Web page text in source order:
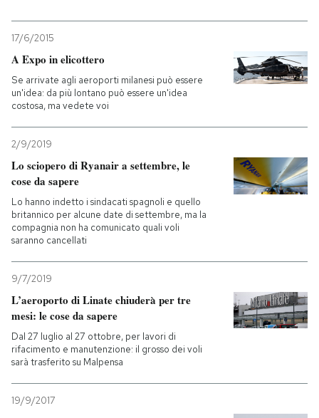
17/6/2015
A Expo in elicottero
Se arrivate agli aeroporti milanesi può essere
un'idea: da più lontano può essere un'idea
costosa, ma vedete voi
2/9/2019
Lo sciopero di Ryanair a settembre, le
cose da sapere
Lo hanno indetto i sindacati spagnoli e quello
britannico per alcune date di settembre, ma la
compagnia non ha comunicato quali voli
saranno cancellati
9/7/2019
L’aeroporto di Linate chiuderà per tre
mesi: le cose da sapere
Dal 27 luglio al 27 ottobre, per lavori di
rifacimento e manutenzione: il grosso dei voli
sarà trasferito su Malpensa
19/9/2017